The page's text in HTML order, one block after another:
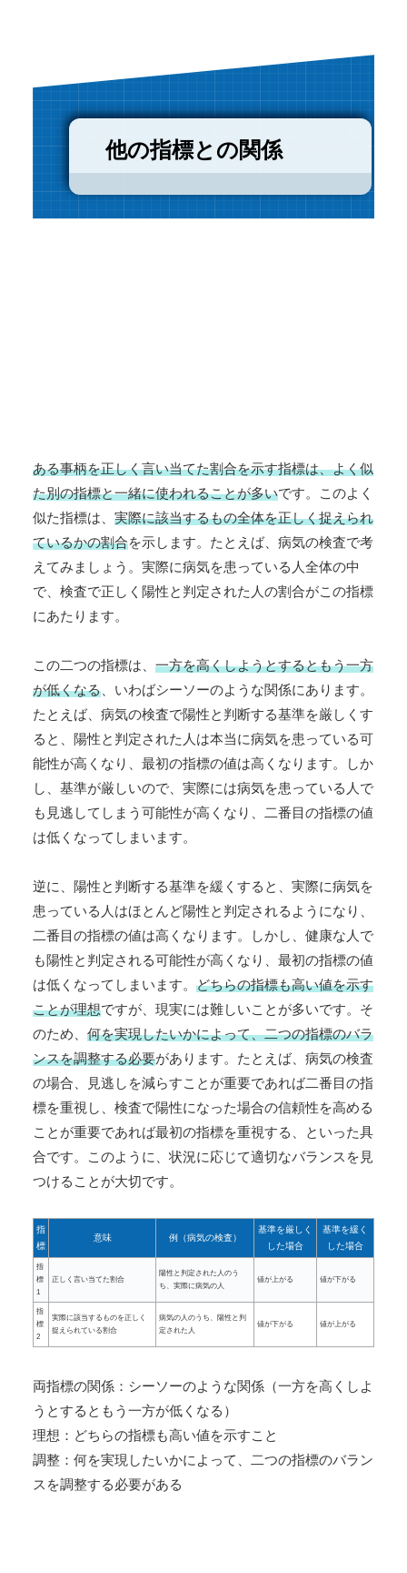
他の指標との関係
ある事柄を正しく言い当てた割合を示す指標は、よく似
た別の指標と一緒に使われることが多いです。このよく
似た指標は、 実際に該当するもの全体を正しく捉えられ
ているかの割合を示します。たとえば、病気の検査で考
えてみましょう。実際に病気を患っている人全体の中
で、検査で正しく陽性と判定された人の割合がこの指標
にあたります。
この二つの指標は、 一方を高くしようとするともう一方
が低くなる 、いわばシーソーのような関係にあります。
たとえば、病気の検査で陽性と判断する基準を厳しくす
ると、陽性と判定された人は本当に病気を患っている可
能性が高くなり、最初の指標の値は高くなります。しか
し、基準が厳しいので、実際には病気を患っている人で
も見逃してしまう可能性が高くなり、二番目の指標の値
は低くなってしまいます。
逆に、陽性と判断する基準を緩くすると、実際に病気を
患っている人はほとんど陽性と判定されるようになり、
二番目の指標の値は高くなります。しかし、健康な人で
も陽性と判定される可能性が高くなり、最初の指標の値
は低くなってしまいます。 どちらの指標も高い値を示す
ことが理想ですが、現実には難しいことが多いです。そ
のため、 何を実現したいかによって、二つの指標のバラ
ンスを調整する必要があります。たとえば、病気の検査
の場合、見逃しを減らすことが重要であれば二番目の指
標を重視し、検査で陽性になった場合の信頼性を高める
ことが重要であれば最初の指標を重視する、といった具
合です。このように、状況に応じて適切なバランスを見
つけることが大切です。
指
標
意味 例（病気の検査）
基準を厳しく
した場合
基準を緩く
した場合
指
標
1
正しく言い当てた割合
陽性と判定された人のう
ち、実際に病気の人
値が上がる 値が下がる
指
標
2
実際に該当するものを正しく
捉えられている割合
病気の人のうち、陽性と判
定された人
値が下がる 値が上がる
両指標の関係：シーソーのような関係（一方を高くしよ
うとするともう一方が低くなる）
理想：どちらの指標も高い値を示すこと
調整：何を実現したいかによって、二つの指標のバラン
スを調整する必要がある